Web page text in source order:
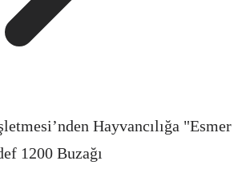
Hayvancılığa "Esmer
1200 Buzağı